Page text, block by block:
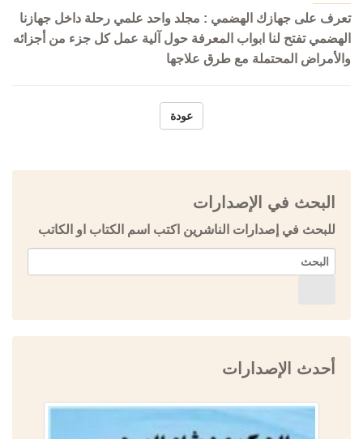
تعرف على جهازك الهضمي : مجلد واحد علمي رحلة داخل جهازنا
الهضمي تفتح لنا ابواب المعرفة حول آلية عمل كل جزء من أجزائه
والأمراض المحتملة مع طرق علاجها
عودة
البحث في الإصدارات
للبحث في إصدارات الناشرين اكتب اسم الكتاب او الكاتب
أحدث الإصدارات